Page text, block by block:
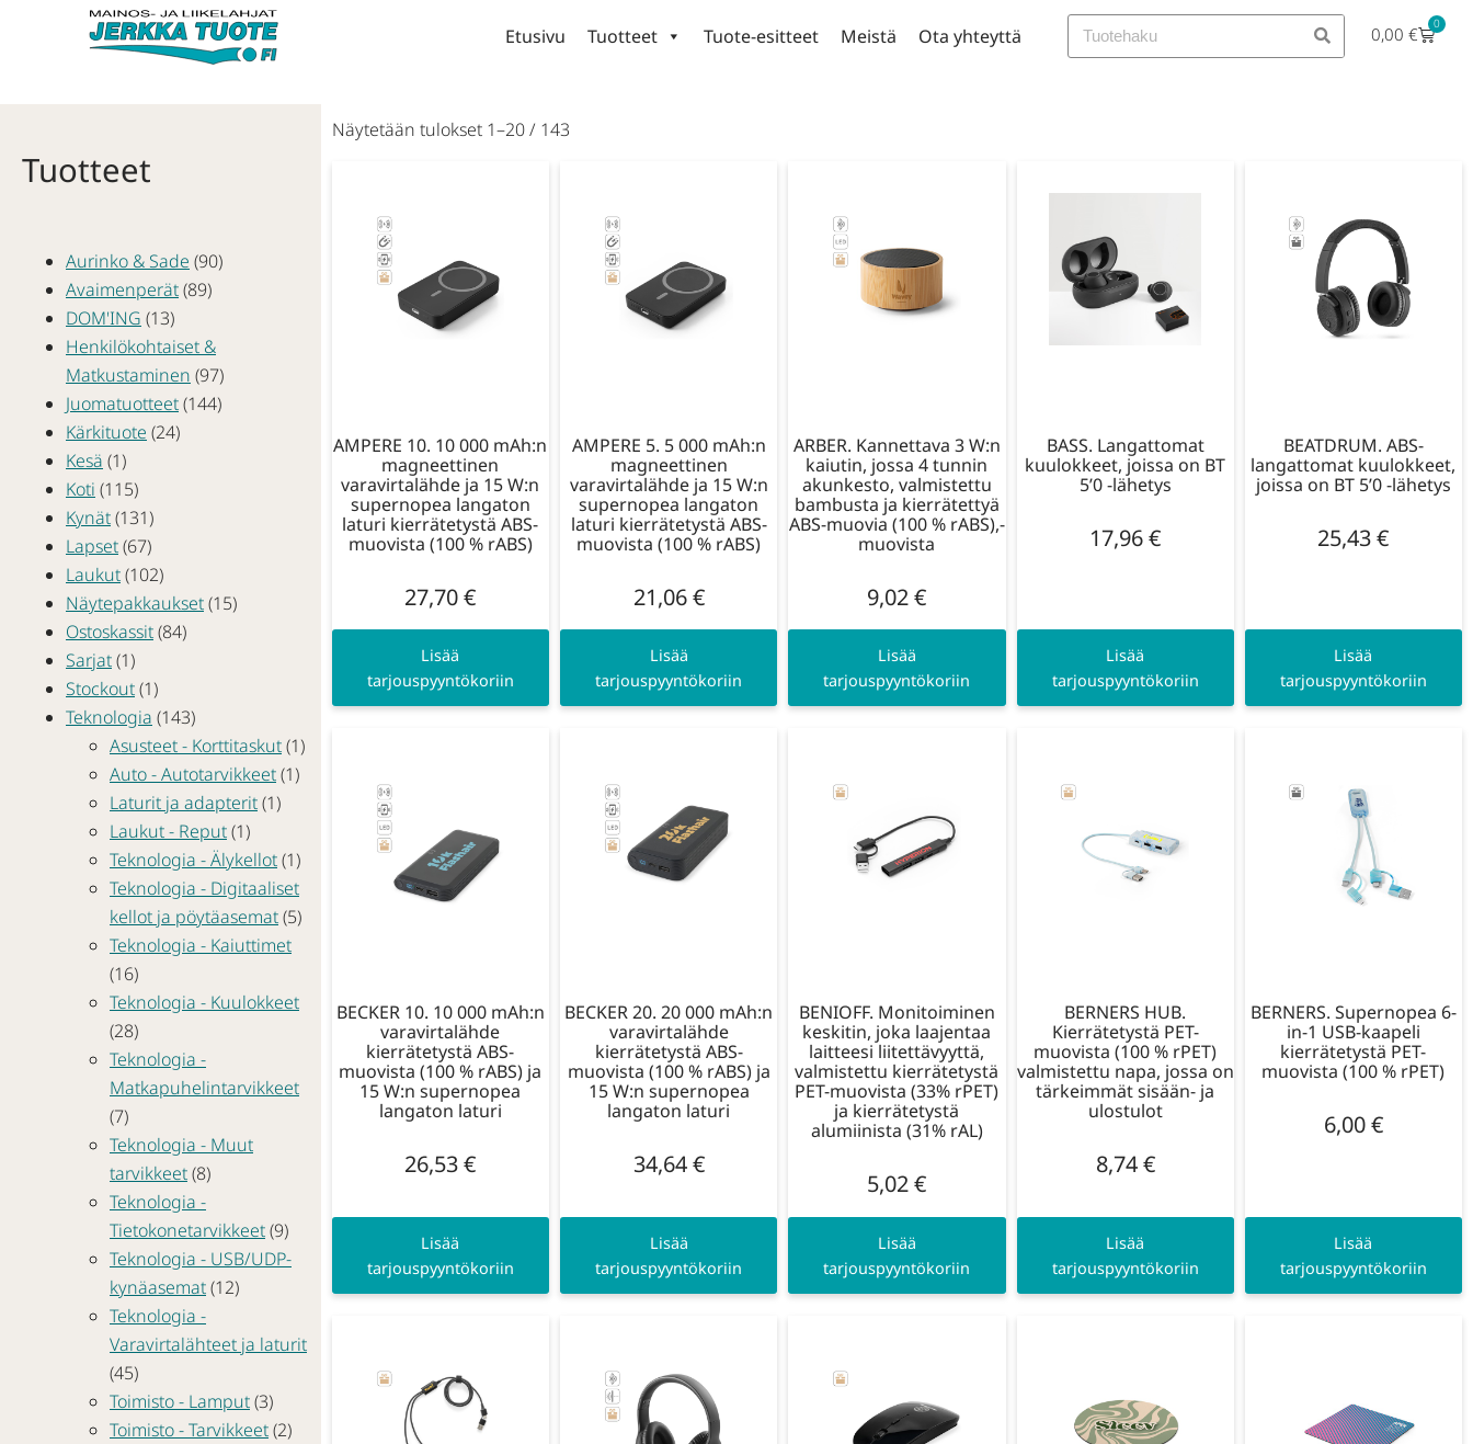
Etusivu Tuotteet Tuote-esitteet Meistä Ota yhteyttä 0,00€ 0
Tuotteet
Aurinko & Sade (90)
Avaimenperät(89)
DOM'ING (13)
Henkilökohtaiset &
Matkustaminen (97)
Juomatuotteet(144)
Kärkituote (24)
Kesä (1)
Koti (115)
Kynät(131)
Lapset(67)
Laukut(102)
Näytepakkaukset(15)
Ostoskassit(84)
Sarjat(1)
Stockout(1)
Teknologia (143)
Asusteet - Korttitaskut(1)
Auto - Autotarvikkeet(1)
Laturit ja adapterit(1)
Laukut - Reput(1)
Teknologia - Älykellot(1)
Teknologia - Digitaaliset
kellot ja pöytäasemat(5)
Teknologia - Kaiuttimet
(16)
Teknologia - Kuulokkeet
(28)
Teknologia -
Matkapuhelintarvikkeet
(7)
Teknologia - Muut
tarvikkeet(8)
Teknologia -
Tietokonetarvikkeet(9)
Teknologia - USB/UDP-
kynäasemat(12)
Teknologia -
Varavirtalähteet ja laturit
(45)
Toimisto - Lamput(3)
Toimisto - Tarvikkeet(2)
Näytetään tulokset 1–20 / 143
AMPERE 10. 10 000 mAh:n
magneettinen
varavirtalähde ja 15 W:n
supernopea langaton
laturi kierrätetystä ABS-
muovista (100 % rABS)
27,70€
Lisää
tarjouspyyntökoriin
AMPERE 5. 5 000 mAh:n
magneettinen
varavirtalähde ja 15 W:n
supernopea langaton
laturi kierrätetystä ABS-
muovista (100 % rABS)
21,06€
Lisää
tarjouspyyntökoriin
ARBER. Kannettava 3 W:n
kaiutin, jossa 4 tunnin
akunkesto, valmistettu
bambusta ja kierrätettyä
ABS-muovia (100 % rABS),-
muovista
9,02€
Lisää
tarjouspyyntökoriin
BASS. Langattomat
kuulokkeet, joissa on BT
5’0 -lähetys
17,96€
Lisää
tarjouspyyntökoriin
BEATDRUM. ABS-
langattomat kuulokkeet,
joissa on BT 5’0 -lähetys
25,43€
Lisää
tarjouspyyntökoriin
BECKER 10. 10 000 mAh:n
varavirtalähde
kierrätetystä ABS-
muovista (100 % rABS) ja
15 W:n supernopea
langaton laturi
26,53€
Lisää
tarjouspyyntökoriin
BECKER 20. 20 000 mAh:n
varavirtalähde
kierrätetystä ABS-
muovista (100 % rABS) ja
15 W:n supernopea
langaton laturi
34,64€
Lisää
tarjouspyyntökoriin
BENIOFF. Monitoiminen
keskitin, joka laajentaa
laitteesi liitettävyyttä,
valmistettu kierrätetystä
PET-muovista (33% rPET)
ja kierrätetystä
alumiinista (31% rAL)
5,02€
Lisää
tarjouspyyntökoriin
BERNERS HUB.
Kierrätetystä PET-
muovista (100 % rPET)
valmistettu napa, jossa on
tärkeimmät sisään- ja
ulostulot
8,74€
Lisää
tarjouspyyntökoriin
BERNERS. Supernopea 6-
in-1 USB-kaapeli
kierrätetystä PET-
muovista (100 % rPET)
6,00€
Lisää
tarjouspyyntökoriin